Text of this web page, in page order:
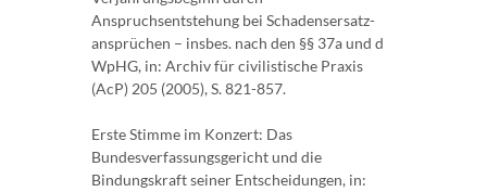
Anspruchsentstehung bei Schadensersatz-
ansprüchen – insbes. nach den §§ 37a und d
WpHG, in: Archiv für civilistische Praxis
(AcP) 205 (2005), S. 821-857.
Erste Stimme im Konzert: Das
Bundesverfassungsgericht und die
Bindungskraft seiner Entscheidungen, in: